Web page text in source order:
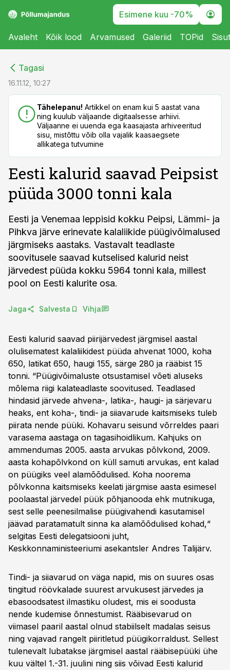
Esimene kuu -70%
Avaleht Kõik lood Arvamused Galeriid TOPid
Tagasi
16.11.12, 10:27
Tähelepanu! Artikkel on enam kui 5 aastat vana
ning kuulub väljaande digitaalsesse arhiivi.
Väljaanne ei uuenda ega kaasajasta arhiveeritud
sisu, mistõttu võib olla vajalik kaasaegsete
allikatega tutvumine
Eesti kalurid saavad Peipsist
püüda 3000 tonni kala
Eesti ja Venemaa leppisid kokku Peipsi, Lämmi- ja
Pihkva järve erinevate kalaliikide püügivõimalused
järgmiseks aastaks. Vastavalt teadlaste
soovitusele saavad kutselised kalurid neist
järvedest püüda kokku 5964 tonni kala, millest
pool on Eesti kalurite osa.
Jaga Salvesta Vihja
Eesti kalurid saavad piirijärvedest järgmisel aastal
olulisematest kalaliikidest püüda ahvenat 1000, koha
650, latikat 650, haugi 155, särge 280 ja rääbist 15
tonni. “Püügivõimaluste otsustamisel võeti aluseks
mõlema riigi kalateadlaste soovitused. Teadlased
hindasid järvede ahvena-, latika-, haugi- ja särjevaru
heaks, ent koha-, tindi- ja siiavarude kaitsmiseks tuleb
piirata nende püüki. Kohavaru seisund võrreldes paari
varasema aastaga on tagasihoidlikum. Kahjuks on
ammendumas 2005. aasta arvukas põlvkond, 2009.
aasta kohapõlvkond on küll samuti arvukas, ent kalad
on püügiks veel alamõõdulised. Koha noorema
põlvkonna kaitsmiseks keelati järgmise aasta esimesel
poolaastal järvedel püük põhjanooda ehk mutnikuga,
sest selle peenesilmalise püügivahendi kasutamisel
jäävad paratamatult sinna ka alamõõdulised kohad,“
selgitas Eesti delegatsiooni juht,
Keskkonnaministeeriumi asekantsler Andres Talijärv.
Tindi- ja siiavarud on väga napid, mis on suures osas
tingitud röövkalade suurest arvukusest järvedes ja
ebasoodsatest ilmastiku oludest, mis ei soodusta
nende kudemise õnnestumist. Rääbisevarud on
viimasel paaril aastal olnud stabiilselt madalas seisus
ning vajavad rangelt piiritletud püügikorraldust. Sellest
tulenevalt lubatakse järgmisel aastal rääbisepüüki ühe
kuu vältel 1.-31. juulini ning siis võivad Eesti kalurid